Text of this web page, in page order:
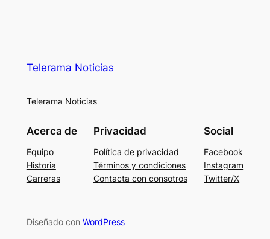
Telerama Noticias
Telerama Noticias
Acerca de
Equipo
Historia
Carreras
Privacidad
Política de privacidad
Términos y condiciones
Contacta con consotros
Social
Facebook
Instagram
Twitter/X
Diseñado con WordPress